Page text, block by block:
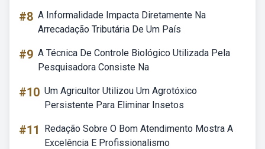
#8 A Informalidade Impacta Diretamente Na
Arrecadação Tributária De Um País
#9 A Técnica De Controle Biológico Utilizada Pela
Pesquisadora Consiste Na
#10 Um Agricultor Utilizou Um Agrotóxico
Persistente Para Eliminar Insetos
#11
Redação Sobre O Bom Atendimento Mostra A
Excelência E Profissionalismo